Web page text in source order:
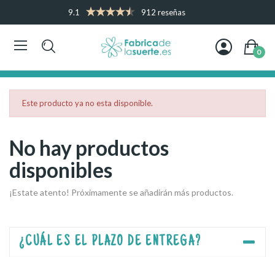
9.1 912 reseñas
0
Este producto ya no esta disponible.
No hay productos
disponibles
¡Estate atento! Próximamente se añadirán más productos.
¿CUÁL ES EL PLAZO DE ENTREGA?